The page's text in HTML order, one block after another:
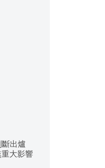
斷出爐
大影響